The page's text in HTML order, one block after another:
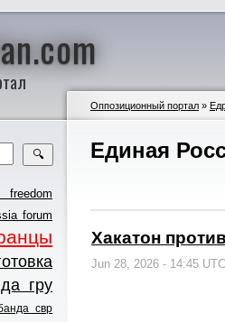
🔍
forum
гру
свр
Оппозиционный портал »
Единая
Хакатон
Jun 28, 2026 - 14:45 UTC